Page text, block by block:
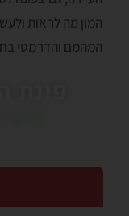
המון מה לראות
המהמם והדרמטי